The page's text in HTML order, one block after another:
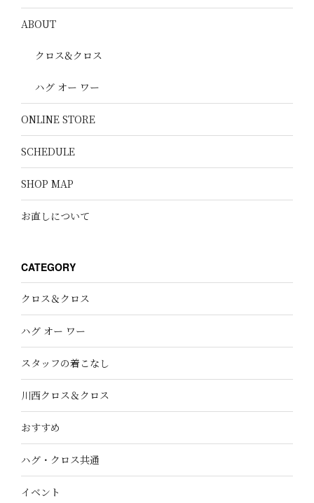
ABOUT
クロス&クロス
ハグ オー ワー
ONLINE STORE
SCHEDULE
SHOP MAP
お直しについて
CATEGORY
クロス＆クロス
ハグ オー ワー
スタッフの着こなし
川西クロス＆クロス
おすすめ
ハグ・クロス共通
イベント